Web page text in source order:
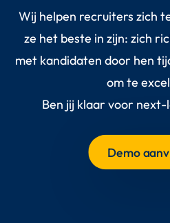
Wij helpen recruiters zich
ze het beste in zijn: zich
met kandidaten door hen
om te
Ben jij klaar voor
Demo